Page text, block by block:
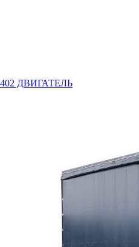
402 ДВИГАТЕЛЬ